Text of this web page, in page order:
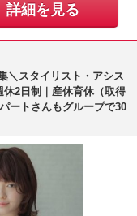
詳細を見る
スタイリスト・アシス
2日制｜産休育休（取得
ートさんもグループで30